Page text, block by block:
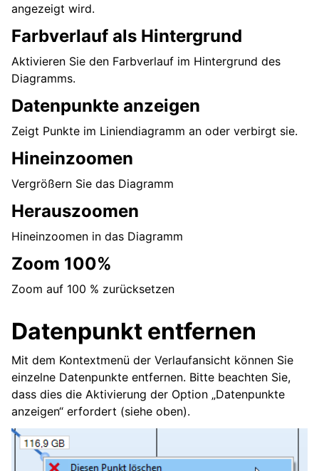
angezeigt wird.
Farbverlauf als Hintergrund
Aktivieren Sie den Farbverlauf im Hintergrund des
Diagramms.
Datenpunkte anzeigen
Zeigt Punkte im Liniendiagramm an oder verbirgt sie.
Hineinzoomen
Vergrößern Sie das Diagramm
Herauszoomen
Hineinzoomen in das Diagramm
Zoom 100%
Zoom auf 100 % zurücksetzen
Datenpunkt entfernen
Mit dem Kontextmenü der Verlaufansicht können Sie
einzelne Datenpunkte entfernen. Bitte beachten Sie,
dass dies die Aktivierung der Option „Datenpunkte
anzeigen“ erfordert (siehe oben).